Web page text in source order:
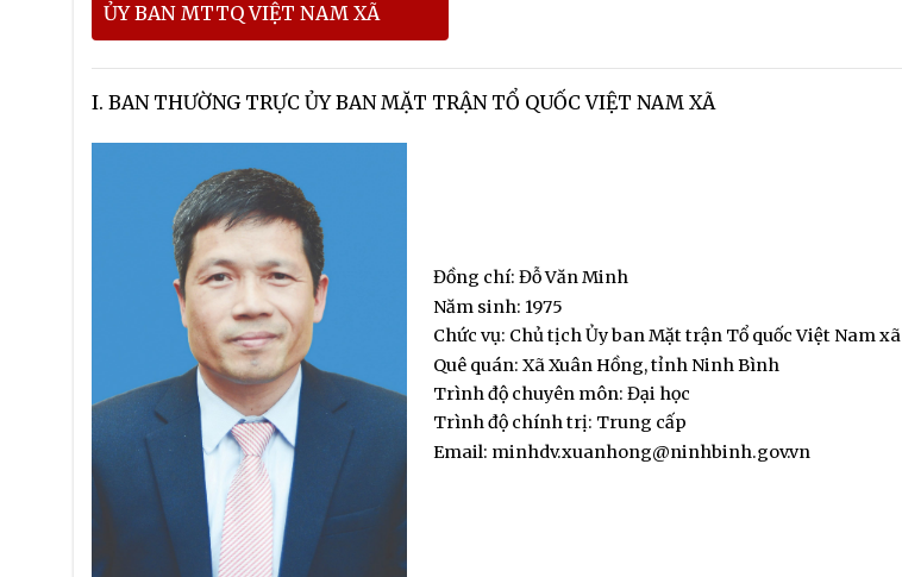
ỦY BAN MTTQ VIỆT NAM XÃ
I. BAN THƯỜNG TRỰC ỦY BAN MẶT TRẬN TỔ QUỐC VIỆT NAM XÃ
Đồng chí: Đỗ Văn Minh
Năm sinh: 1975
Chức vụ: Chủ tịch Ủy ban Mặt trận Tổ quốc Việt Nam xã
Quê quán: Xã Xuân Hồng, tỉnh Ninh Bình
Trình độ chuyên môn: Đại học
Trình độ chính trị: Trung cấp
Email: minhdv.xuanhong@ninhbinh.gov.vn